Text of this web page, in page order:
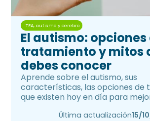
TEA, autismo y cerebro
El autismo: opciones
tratamiento y mitos
debes conocer
Aprende sobre el autismo, sus
características, las opciones de
que existen hoy en día para
Última actualización15/